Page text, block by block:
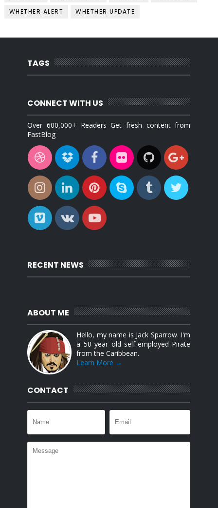
WHETHER ALERT
WHETHER UPDATE
TAGS
CONNECT WITH US
Over 600,000+ Readers Get fresh content from
FastBlog
RECENT NEWS
ABOUT ME
Hello, my name is Jack Sparrow. I'm
a 50 year old self-employed Pirate
from the Caribbean.
Learn More →
CONTACT